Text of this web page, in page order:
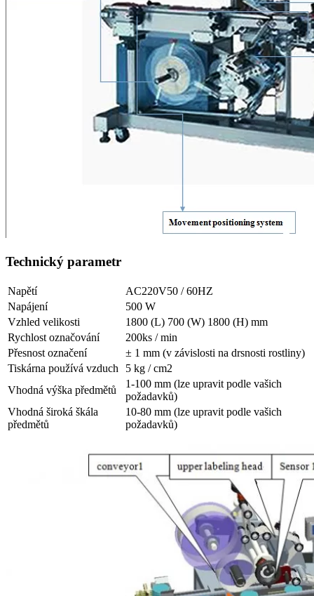
Technický parametr
Napětí
AC220V50 / 60HZ
Napájení
500 W
Vzhled velikosti
1800 (L) 700 (W) 1800 (H) mm
Rychlost označování
200ks / min
Přesnost označení
± 1 mm (v závislosti na drsnosti rostliny)
Tiskárna používá vzduch
5 kg / cm2
Vhodná výška předmětů
1-100 mm (lze upravit podle vašich
požadavků)
Vhodná široká škála
předmětů
10-80 mm (lze upravit podle vašich
požadavků)